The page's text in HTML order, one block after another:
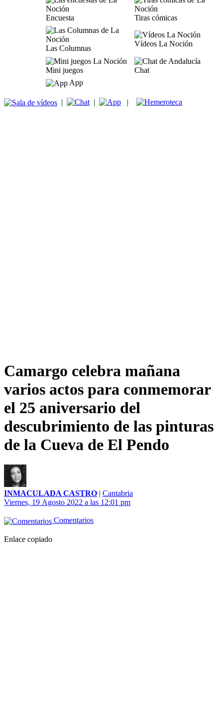
Encuesta Tiras cómicas
Las Columnas
Vídeos La Noción
Mini juegos
Chat
App
| | |
Camargo celebra mañana
varios actos para conmemorar
el 25 aniversario del
descubrimiento de las pinturas
de la Cueva de El Pendo
INMACULADA CASTRO | Cantabria
Viernes, 19 Agosto 2022 a las 12:01 pm
Comentarios
Enlace copiado